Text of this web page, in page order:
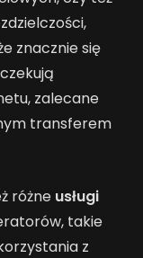
znacznie się
zalecane
transferem
różne usługi
takie
z